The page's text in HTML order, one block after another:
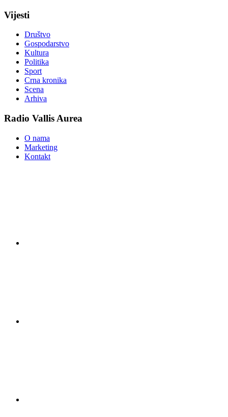
Vijesti
Društvo
Gospodarstvo
Kultura
Politika
Sport
Crna kronika
Scena
Arhiva
Radio Vallis Aurea
O nama
Marketing
Kontakt